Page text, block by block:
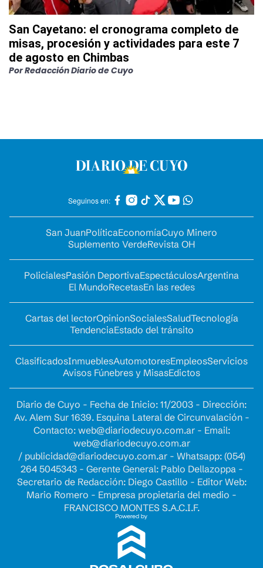
San Cayetano: el cronograma completo de
misas, procesión y actividades para este 7
de agosto en Chimbas
PorRedacción Diario de Cuyo
Seguinos en:
San JuanPolíticaEconomíaCuyo Minero
Suplemento VerdeRevista OH
PolicialesPasión DeportivaEspectáculosArgentina
El MundoRecetasEn las redes
Cartas del lectorOpinionSocialesSaludTecnología
TendenciaEstado del tránsito
ClasificadosInmueblesAutomotoresEmpleosServicios
Avisos Fúnebres y MisasEdictos
Diario de Cuyo - Fecha de Inicio: 11/2003 - Dirección:
Av. Alem Sur 1639. Esquina Lateral de Circunvalación -
Contacto: web@diariodecuyo.com.ar- Email:
web@diariodecuyo.com.ar
/ publicidad@diariodecuyo.com.ar- Whatsapp: (054)
264 5045343 - Gerente General: Pablo Dellazoppa -
Secretario de Redacción: Diego Castillo - Editor Web:
Mario Romero - Empresa propietaria del medio -
FRANCISCO MONTES S.A.C.I.F.